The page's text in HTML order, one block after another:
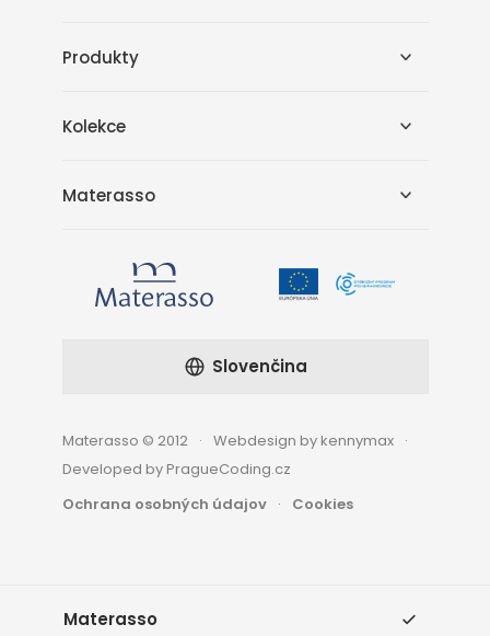
Produkty
Kolekce
Materasso
Materasso © 2012
Webdesign by kennymax
Developed by PragueCoding.cz
Ochrana osobných údajov
Cookies
Slovenčina
Materasso